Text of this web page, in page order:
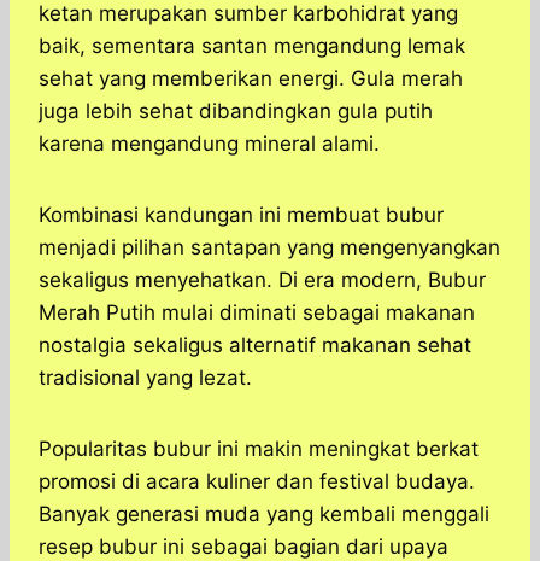
ketan merupakan sumber karbohidrat yang
baik, sementara santan mengandung lemak
sehat yang memberikan energi. Gula merah
juga lebih sehat dibandingkan gula putih
karena mengandung mineral alami.
Kombinasi kandungan ini membuat bubur
menjadi pilihan santapan yang mengenyangkan
sekaligus menyehatkan. Di era modern, Bubur
Merah Putih mulai diminati sebagai makanan
nostalgia sekaligus alternatif makanan sehat
tradisional yang lezat.
Popularitas bubur ini makin meningkat berkat
promosi di acara kuliner dan festival budaya.
Banyak generasi muda yang kembali menggali
resep bubur ini sebagai bagian dari upaya